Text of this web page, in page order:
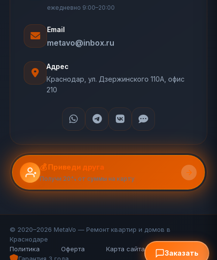
ежедневно 9:00–20:00
Email
metavo@inbox.ru
Адрес
Краснодар, ул. Дзержинского 110А, офис
210
💰 Приведи друга
Получи 20% от суммы на карту
© 2020–2026 MetaVo — Ремонт квартир и домов в
Краснодаре
Политика
Оферта Карта сайта (110 стр.)
FAQ
Заказать